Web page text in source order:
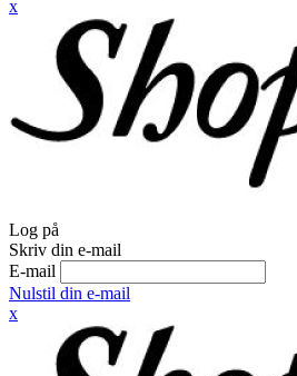
x
Log på
Skriv din e-mail
E-mail
Nulstil din e-mail
x